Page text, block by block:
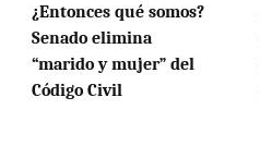
¿Entonces qué somos?
Senado elimina
“marido y mujer” del
Código Civil